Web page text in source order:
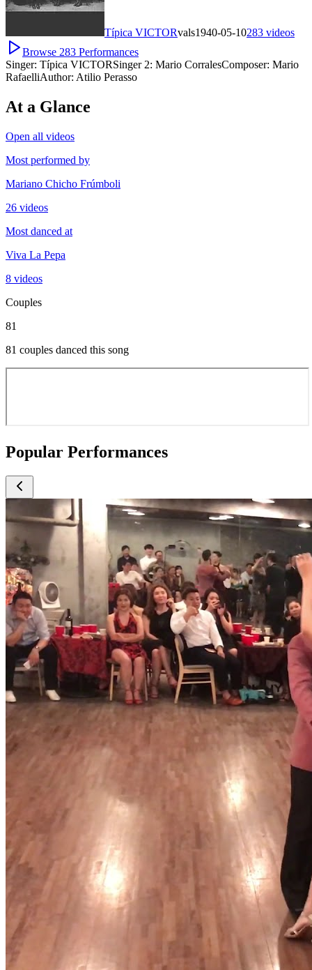
Típica VICTORvals1940-05-10283 videos
Browse 283 Performances
Singer: Típica VICTORSinger 2: Mario CorralesComposer: Mario
RafaelliAuthor: Atilio Perasso
At a Glance
Open all videos
Most performed by
Mariano Chicho Frúmboli
26 videos
Most danced at
Viva La Pepa
8 videos
Couples
81
81 couples danced this song
Popular Performances